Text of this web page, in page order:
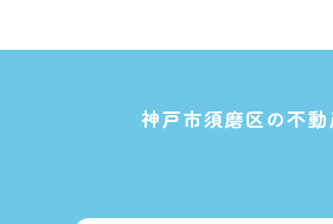
神戸市須磨区の不